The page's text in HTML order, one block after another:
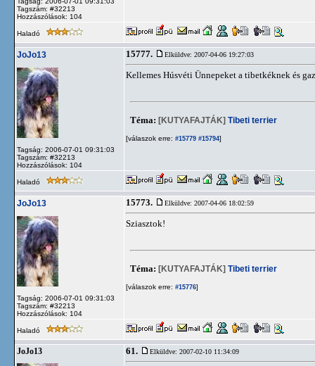
Tagszám: #32213
Hozzászólások: 104
Haladó
JoJo13
Tagság: 2006-07-01 09:31:03
Tagszám: #32213
Hozzászólások: 104
15777. Elküldve: 2007-04-06 19:27:03
Kellemes Húsvéti Ünnepeket a tibetkéknek és
Téma: [KUTYAFAJTÁK] Tibeti terrier
[válaszok erre: #15779 #15794]
Haladó
JoJo13
Tagság: 2006-07-01 09:31:03
Tagszám: #32213
Hozzászólások: 104
15773. Elküldve: 2007-04-06 18:02:59
Sziasztok!
Téma: [KUTYAFAJTÁK] Tibeti terrier
[válaszok erre: #15776]
Haladó
JoJo13 61. Elküldve: 2007-02-10 11:34:09